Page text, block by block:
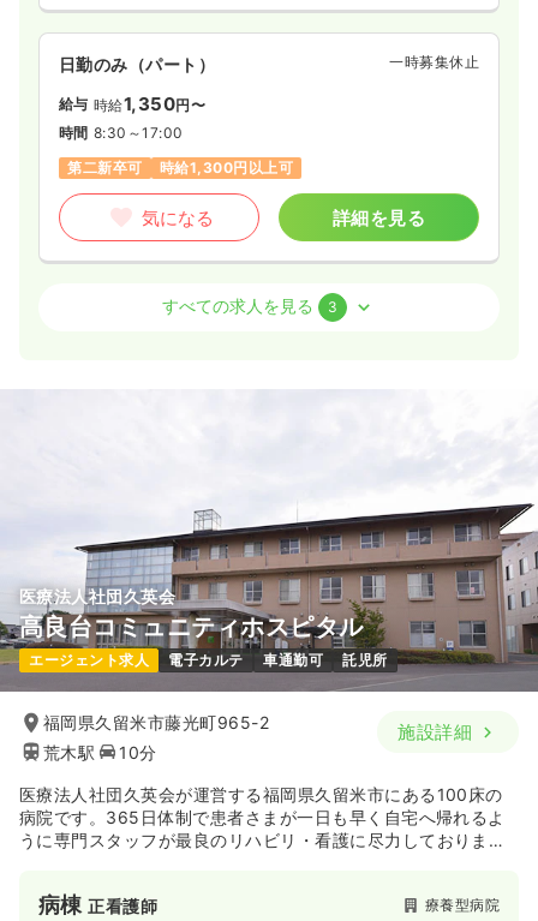
日勤のみ（パート） 一時募集休止
給与 時給1,350円〜
時間 8:30～17:00
第二新卒可
時給1,300円以上可
気になる 詳細を見る
正・准看護師
気になる 詳細を見る
オペ室(手術室)正看護師 一般＋療養
日勤のみ（常勤） 一時募集休止
給与 25.9〜30.0万円 /月 賞与3.66ヶ月
※一例
時間 8:30～17:00
4週8休以上
オンコールあり 月給30万円以上可
気になる 詳細を見る
すべての求人を見る 3
医療法人社団久英会
高良台コミュニティホスピタル
エージェント求人 電子カルテ 車通勤可 託児所
福岡県久留米市藤光町965-2
荒木駅
10分
施設詳細
医療法人社団久英会が運営する福岡県久留米市にある100床の
病院です。365日体制で患者さまが一日も早く自宅へ帰れるよ
うに専門スタッフが最良のリハビリ・看護に尽力しておりま
病棟正看護師 療養型病院